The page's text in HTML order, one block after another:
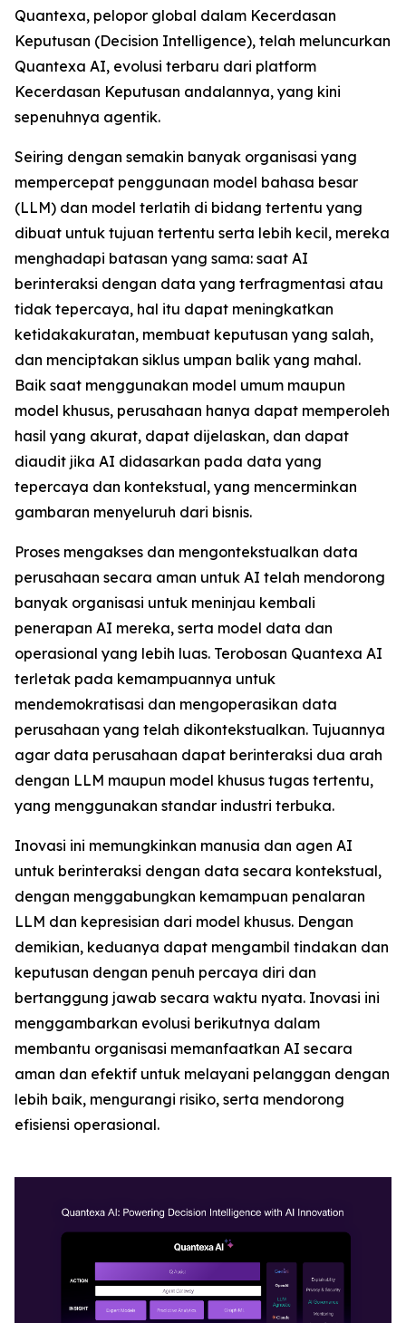
Quantexa, pelopor global dalam Kecerdasan
Keputusan (Decision Intelligence), telah meluncurkan
Quantexa AI, evolusi terbaru dari platform
Kecerdasan Keputusan andalannya, yang kini
sepenuhnya agentik.
Seiring dengan semakin banyak organisasi yang
mempercepat penggunaan model bahasa besar
(LLM) dan model terlatih di bidang tertentu yang
dibuat untuk tujuan tertentu serta lebih kecil, mereka
menghadapi batasan yang sama: saat AI
berinteraksi dengan data yang terfragmentasi atau
tidak tepercaya, hal itu dapat meningkatkan
ketidakakuratan, membuat keputusan yang salah,
dan menciptakan siklus umpan balik yang mahal.
Baik saat menggunakan model umum maupun
model khusus, perusahaan hanya dapat memperoleh
hasil yang akurat, dapat dijelaskan, dan dapat
diaudit jika AI didasarkan pada data yang
tepercaya dan kontekstual, yang mencerminkan
gambaran menyeluruh dari bisnis.
Proses mengakses dan mengontekstualkan data
perusahaan secara aman untuk AI telah mendorong
banyak organisasi untuk meninjau kembali
penerapan AI mereka, serta model data dan
operasional yang lebih luas. Terobosan Quantexa AI
terletak pada kemampuannya untuk
mendemokratisasi dan mengoperasikan data
perusahaan yang telah dikontekstualkan. Tujuannya
agar data perusahaan dapat berinteraksi dua arah
dengan LLM maupun model khusus tugas tertentu,
yang menggunakan standar industri terbuka.
Inovasi ini memungkinkan manusia dan agen AI
untuk berinteraksi dengan data secara kontekstual,
dengan menggabungkan kemampuan penalaran
LLM dan kepresisian dari model khusus. Dengan
demikian, keduanya dapat mengambil tindakan dan
keputusan dengan penuh percaya diri dan
bertanggung jawab secara waktu nyata. Inovasi ini
menggambarkan evolusi berikutnya dalam
membantu organisasi memanfaatkan AI secara
aman dan efektif untuk melayani pelanggan dengan
lebih baik, mengurangi risiko, serta mendorong
efisiensi operasional.